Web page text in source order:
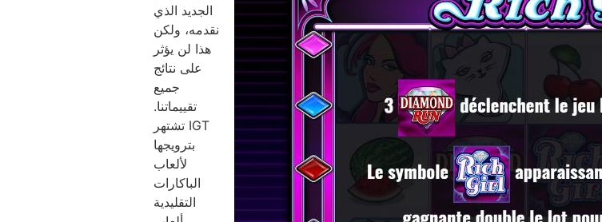
الجديد الذي
نقدمه، ولكن
هذا لن يؤثر
على نتائج
جميع
تقييماتنا.
تشتهر IGT
بترويجها
لألعاب
الباكارات
التقليدية